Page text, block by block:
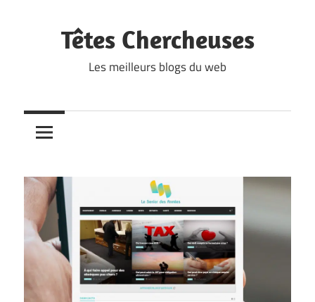
Têtes Chercheuses
Les meilleurs blogs du web